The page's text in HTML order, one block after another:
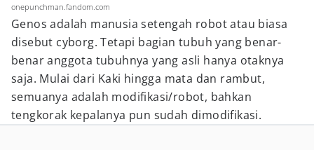
onepunchman.fandom.com
Genos adalah manusia setengah robot atau biasa
disebut cyborg. Tetapi bagian tubuh yang benar-
benar anggota tubuhnya yang asli hanya otaknya
saja. Mulai dari Kaki hingga mata dan rambut,
semuanya adalah modifikasi/robot, bahkan
tengkorak kepalanya pun sudah dimodifikasi.